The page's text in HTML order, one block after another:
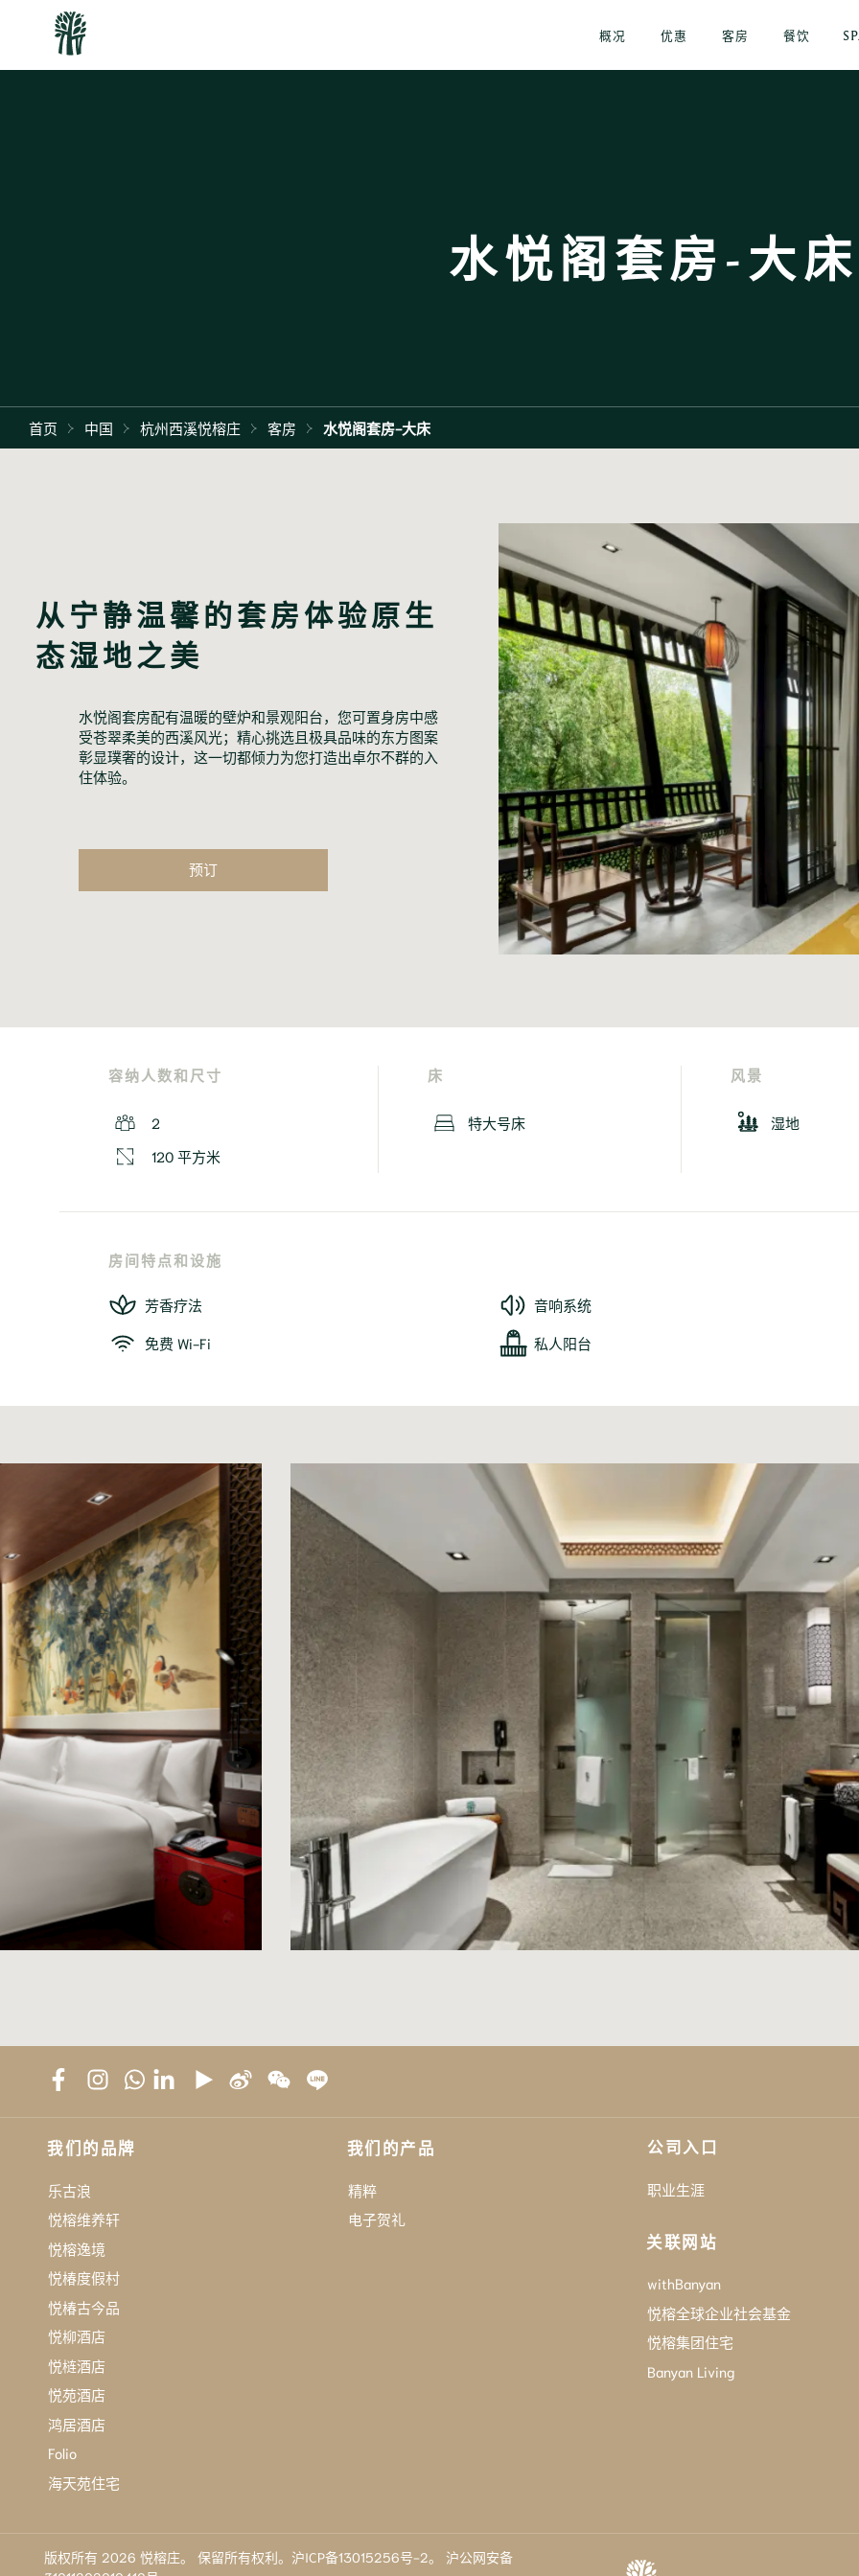
概况 优惠 客房 餐饮
水悦阁套房-大床
首页 中国 杭州西溪悦榕庄 客房 水悦阁套房-大床
从宁静温馨的套房体验原生
态湿地之美
水悦阁套房配有温暖的壁炉和景观阳台，您可置身房中感
受苍翠柔美的西溪风光；精心挑选且极具品味的东方图案
彰显璞奢的设计，这一切都倾力为您打造出卓尔不群的入
住体验。
预订
容纳人数和尺寸
2
120 平方米
床
特大号床
风景
湿地
房间特点和设施
芳香疗法
音响系统
免费 Wi-Fi
私人阳台
我们的品牌
乐古浪
悦榕维养轩
悦榕逸境
悦椿度假村
悦椿古今品
悦柳酒店
悦梿酒店
悦苑酒店
鸿居酒店
Folio
海天苑住宅
我们的产品
精粹
电子贺礼
公司入口
职业生涯
关联网站
withBanyan
悦榕全球企业社会基金
悦榕集团住宅
Banyan Living
版权所有 2026 悦榕庄。 保留所有权利。沪ICP备13015256号-2。 沪公网安备